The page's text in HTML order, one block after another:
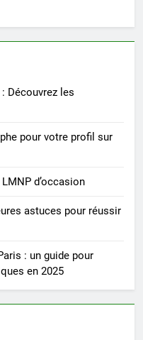
Découvrez les
pour votre profil sur
d’occasion
astuces pour réussir
: un guide pour
en 2025